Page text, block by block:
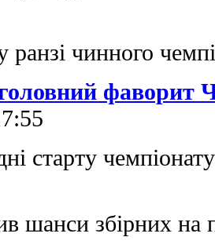
ранзі чинного
головний фаворит
старту
шанси збірних на